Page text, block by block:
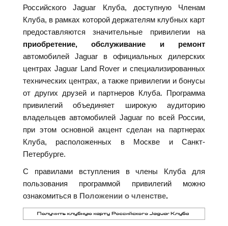
Российского Jaguar Клуба, доступную Членам
Клуба, в рамках которой держателям клубных карт
предоставляются значительные привилегии на
приобретение, обслуживание и ремонт
автомобилей Jaguar в официальных дилерских
центрах Jaguar Land Rover и специализированных
технических центрах, а также привилегии и бонусы
от других друзей и партнеров Клуба. Программа
привилегий объединяет широкую аудиторию
владельцев автомобилей Jaguar по всей России,
при этом основной акцент сделан на партнерах
Клуба, расположенных в Москве и Санкт-
Петербурге.
С правилами вступления в члены Клуба для
пользования программой привилегий можно
ознакомиться в Положении о членстве.